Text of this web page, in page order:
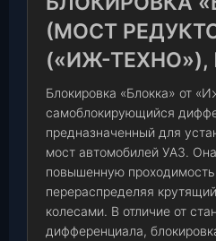
(МОСТ
(«ИЖ-ТЕХНО»),
Блокировка «Блокка» от
самоблокирующийся
предназначенный для
мост автомобилей УАЗ.
повышенную
перераспределяя
колесами. В отличие от
дифференциала,